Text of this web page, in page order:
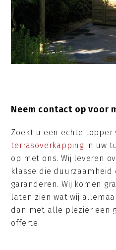
Neem contact op voor
Zoekt u een echte topper
terrasoverkapping in uw
op met ons. Wij leveren
klasse die duurzaamheid
garanderen. Wij komen
laten zien wat wij
dan met alle plezier een
offerte.